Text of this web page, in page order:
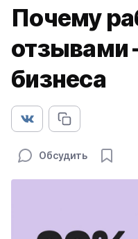
Почему
отзывами
бизнеса
Обсудить